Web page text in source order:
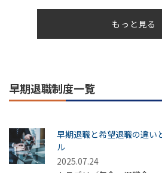
もっと見る
早期退職制度一覧
早期退職と希望退職の違
ル
2025.07.24